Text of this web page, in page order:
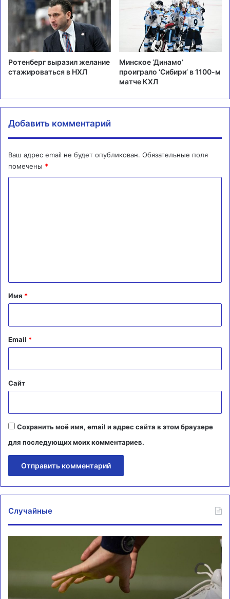
Ротенберг выразил желание
стажироваться в НХЛ
Минское ‘Динамо’
проиграло ‘Сибири’ в 1100-м
матче КХЛ
Добавить комментарий
Ваш адрес email не будет опубликован. Обязательные поля
помечены *
а
й
Имя *
Email *
Сайт
Сохранить моё имя, email и адрес сайта в этом браузере
для последующих моих комментариев.
Случайные
за
антикоррупционных